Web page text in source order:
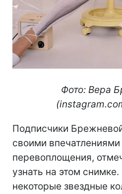
Фото: Вера
Подписчики
своими впечатлениями
перевоплощения,
узнать на этом
некоторые звездные